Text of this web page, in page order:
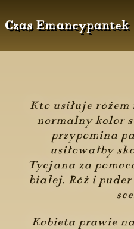
Czas Emancypantek
Kto usiłuje
normalny kolor
przypomina
usiłowałby
Tycjana za
białej. Róż i
Kobieta prawie